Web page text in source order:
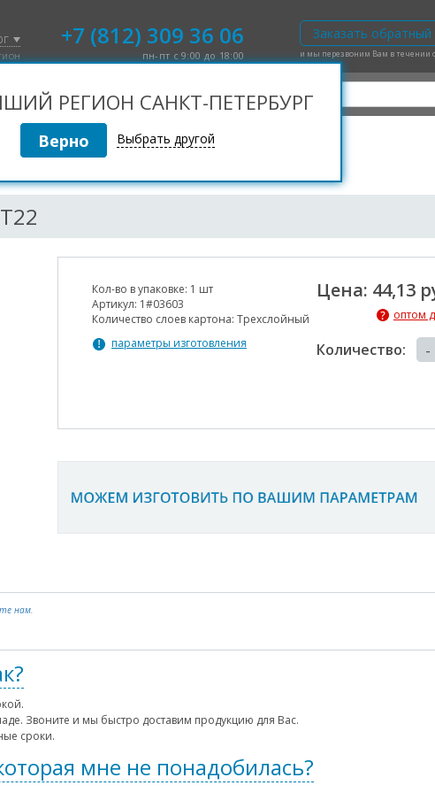
+7 (812) 309 36 06
пн-пт с 9:00 до 18:00
Заказать обратный
и мы перезвоним Вам в течении
РЕГИОН САНКТ-ПЕТЕРБУРГ
Выбрать другой
Кол-во в упаковке: 1 шт
Артикул: 1#03603
Количество слоев картона: Трехслойный
параметры изготовления
Цена: 44,13
оптом
Количество: -
нам.
Звоните и мы быстро доставим продукцию для Вас.
сроки.
мне не понадобилась?